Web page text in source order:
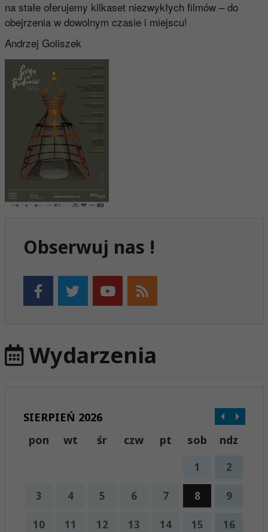
na stałe oferujemy kilkaset niezwykłych filmów – do
obejrzenia w dowolnym czasie i miejscu!
Andrzej Goliszek
Obserwuj nas !
Wydarzenia
SIERPIEŃ 2026
pon
wt śr czw pt sob ndz
1 2
3 4 5 6 7 8 9
10 11 12 13 14 15 16